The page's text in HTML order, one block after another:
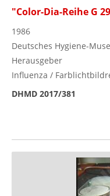
"Color-Dia-Reihe G
1986
Deutsches Hygiene-
Herausgeber
Influenza /
DHMD 2017/381